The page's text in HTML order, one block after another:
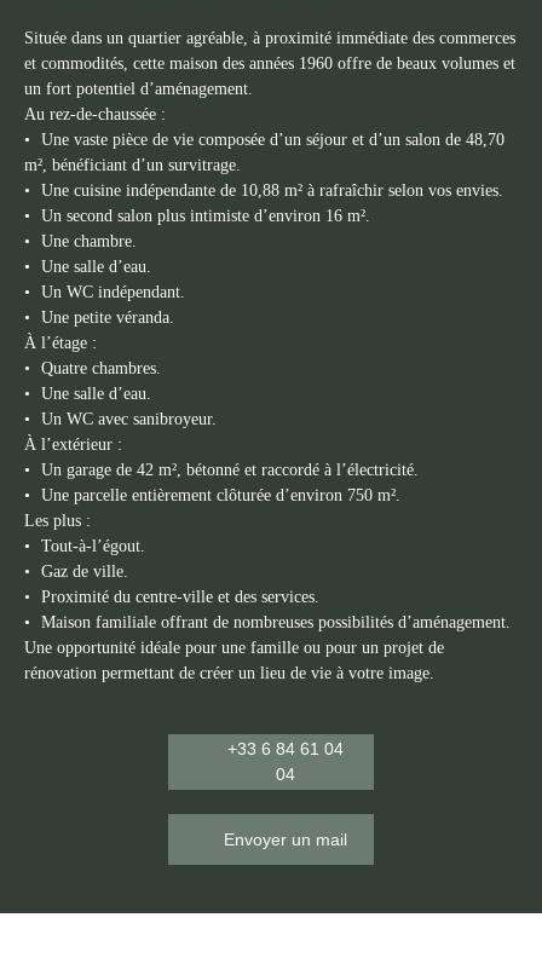
Située dans un quartier agréable, à proximité immédiate des commerces
et commodités, cette maison des années 1960 offre de beaux volumes et
un fort potentiel d’aménagement.
Au rez-de-chaussée :
Une vaste pièce de vie composée d’un séjour et d’un salon de 48,70
m², bénéficiant d’un survitrage.
Une cuisine indépendante de 10,88 m² à rafraîchir selon vos envies.
Un second salon plus intimiste d’environ 16 m².
Une chambre.
Une salle d’eau.
Un WC indépendant.
Une petite véranda.
À l’étage :
Quatre chambres.
Une salle d’eau.
Un WC avec sanibroyeur.
À l’extérieur :
Un garage de 42 m², bétonné et raccordé à l’électricité.
Une parcelle entièrement clôturée d’environ 750 m².
Les plus :
Tout-à-l’égout.
Gaz de ville.
Proximité du centre-ville et des services.
Maison familiale offrant de nombreuses possibilités d’aménagement.
Une opportunité idéale pour une famille ou pour un projet de
rénovation permettant de créer un lieu de vie à votre image.
+33 6 84 61 04
04
Envoyer un mail